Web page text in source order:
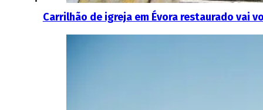
Carrilhão de igreja em Évora restaurado vai